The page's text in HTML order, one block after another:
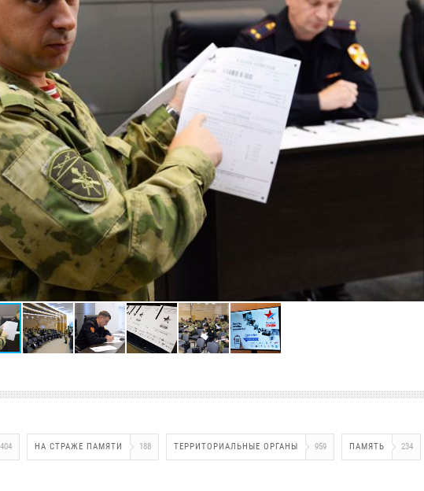
404 НА СТРАЖЕ ПАМЯТИ 188 ТЕРРИТОРИАЛЬНЫЕ ОРГАНЫ 959 ПАМЯТЬ 234